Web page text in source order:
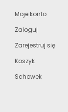
Moje konto
Zaloguj
Zarejestruj się
Koszyk
Schowek